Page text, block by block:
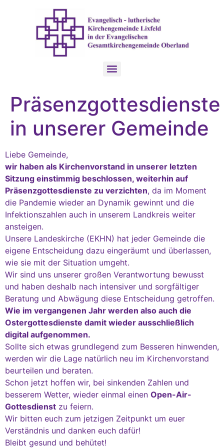
Präsenzgottesdienste
in unserer Gemeinde
Liebe Gemeinde,
wir haben als Kirchenvorstand in unserer letzten
Sitzung einstimmig beschlossen, weiterhin auf
Präsenzgottesdienste zu verzichten, da im Moment
die Pandemie wieder an Dynamik gewinnt und die
Infektionszahlen auch in unserem Landkreis weiter
ansteigen.
Unsere Landeskirche (EKHN) hat jeder Gemeinde die
eigene Entscheidung dazu eingeräumt und überlassen,
wie sie mit der Situation umgeht.
Wir sind uns unserer großen Verantwortung bewusst
und haben deshalb nach intensiver und sorgfältiger
Beratung und Abwägung diese Entscheidung getroffen.
Wie im vergangenen Jahr werden also auch die
Ostergottesdienste damit wieder ausschließlich
digital aufgenommen.
Sollte sich etwas grundlegend zum Besseren hinwenden,
werden wir die Lage natürlich neu im Kirchenvorstand
beurteilen und beraten.
Schon jetzt hoffen wir, bei sinkenden Zahlen und
besserem Wetter, wieder einmal einen Open-Air-
Gottesdienst zu feiern.
Wir bitten euch zum jetzigen Zeitpunkt um euer
Verständnis und danken euch dafür!
Bleibt gesund und behütet!